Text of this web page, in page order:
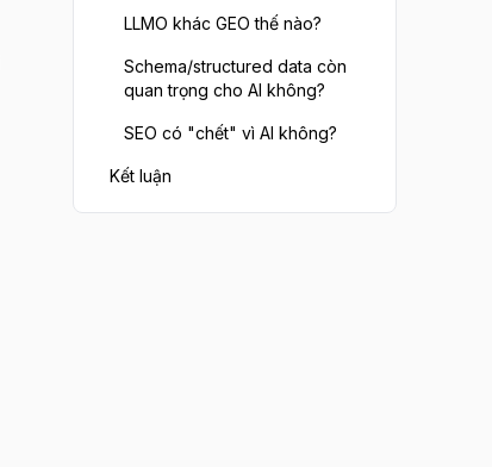
LLMO khác GEO thế nào?
Schema/structured data còn
quan trọng cho AI không?
SEO có "chết" vì AI không?
Kết luận